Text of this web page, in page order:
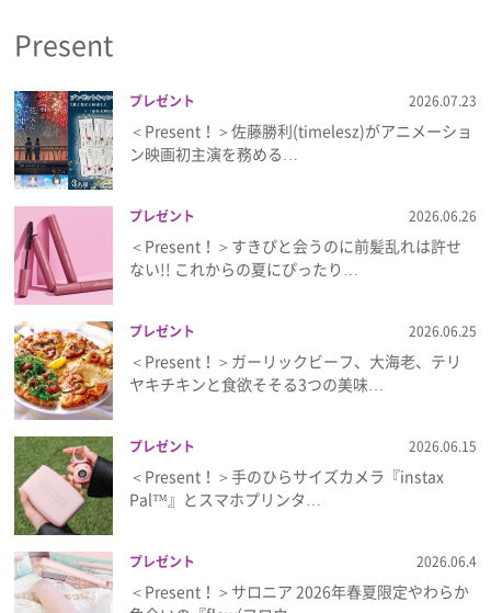
Present
プレゼント 2026.07.23
＜Present！＞佐藤勝利(timelesz)がアニメーショ
ン映画初主演を務める…
プレゼント 2026.06.26
＜Present！＞すきぴと会うのに前髪乱れは許せ
ない!! これからの夏にぴったり…
プレゼント 2026.06.25
＜Present！＞ガーリックビーフ、大海老、テリ
ヤキチキンと食欲そそる3つの美味…
プレゼント 2026.06.15
＜Present！＞手のひらサイズカメラ『instax
Pal™』とスマホプリンタ…
プレゼント 2026.06.4
＜Present！＞サロニア 2026年春夏限定やわらか